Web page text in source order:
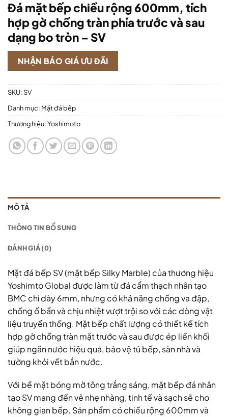
Đá mặt bếp chiều rộng 600mm, tích
hợp gờ chống tràn phía trước và sau
dạng bo tròn – SV
NHẬN BÁO GIÁ ƯU ĐÃI
SKU:SV
Danh mục: Mặt đá bếp
Thương hiệu:Yoshimoto
MÔ TẢ
THÔNG TIN BỔ SUNG
ĐÁNH GIÁ (0)
Mặt đá bếp SV (mặt bếp Silky Marble) của thương hiệu
Yoshimto Global được làm từ đá cẩm thạch nhân tạo
BMC chỉ dày 6mm, nhưng có khả năng chống va đập,
chống ố bẩn và chịu nhiệt vượt trội so với các dòng vật
liệu truyền thống. Mặt bếp chất lượng có thiết kế tích
hợp gờ chống tràn mặt trước và sau được ép liền khối
giúp ngăn nước hiệu quả, bảo vệ tủ bếp, sàn nhà và
tường khỏi vết bắn nước.
Với bề mặt bóng mờ tông trắng sáng, mặt bếp đá nhân
tạo SV mang đến vẻ nhẹ nhàng, tinh tế và sạch sẽ cho
không gian bếp. Sản phẩm có chiều rộng 600mm và